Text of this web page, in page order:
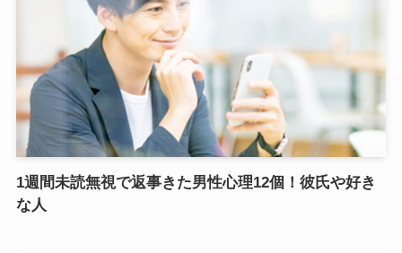
1週間未読無視で返事きた男性心理12個！彼氏や好き
な人